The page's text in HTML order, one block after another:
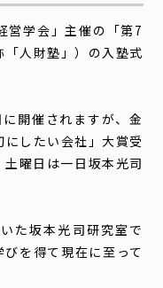
営学会」主催の「第7
人財塾」）の入塾式
開催されますが、金
したい会社」大賞受
曜日は一日坂本光司
た坂本光司研究室で
を得て現在に至って